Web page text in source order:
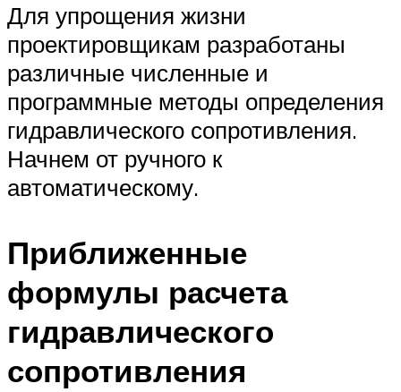
Для упрощения жизни
проектировщикам разработаны
различные численные и
программные методы определения
гидравлического сопротивления.
Начнем от ручного к
автоматическому.
Приближенные
формулы расчета
гидравлического
сопротивления